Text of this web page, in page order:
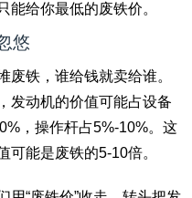
能给你最低的废铁价。
悠
废铁，谁给钱就卖给谁。
发动机的价值可能占设备
，操作杆占5%-10%。这
可能是废铁的5-10倍。